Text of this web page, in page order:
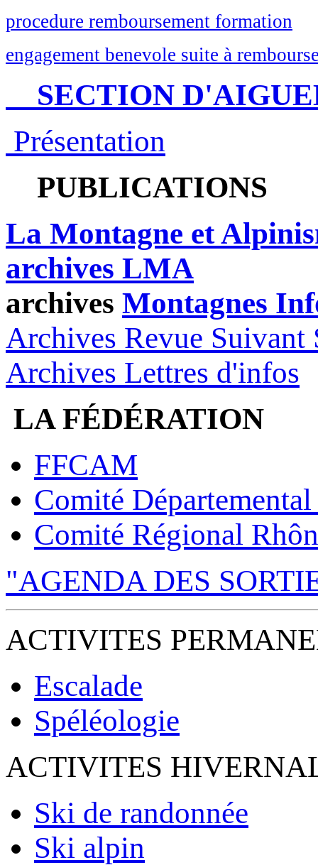
procedure remboursement formation
engagement benevole suite à
SECTION
Présentation
PUBLICATIONS
La Montagne et
archives LMA
archives Montagnes
Archives Revue Suivant
Archives Lettres d'infos
LA FÉDÉRATION
FFCAM
Comité
Comité Régional
"AGENDA DES
ACTIVITES
Escalade
Spéléologie
ACTIVITES
Ski de randonnée
Ski alpin